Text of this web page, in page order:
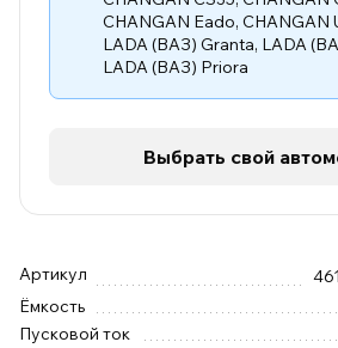
Артикул
Ёмкость
Пусковой ток
CHANGAN Eado, CHANGAN
LADA (ВАЗ) Granta, LADA
LADA (ВАЗ) Priora
Выбрать свой